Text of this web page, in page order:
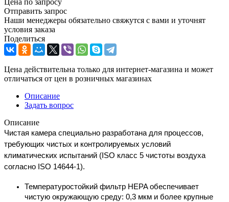
Отправить запрос
Наши менеджеры обязательно свяжутся с вами и уточнят
условия заказа
Поделиться
Цена действительна только для интернет-магазина и может
отличаться от цен в розничных магазинах
Описание
Задать вопрос
Описание
Чистая камера специально разработана для процессов,
требующих чистых и контролируемых условий
климатических испытаний (ISO класс 5 чистоты воздуха
согласно ISO 14644-1).
Температуростойкий фильтр HEPA обеспечивает
чистую окружающую среду: 0,3 мкм и более крупные